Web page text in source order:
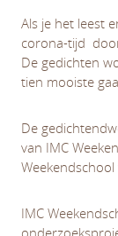
Als je het leest
corona-tijd
De gedichten
tien mooiste
De
van IMC
IMC